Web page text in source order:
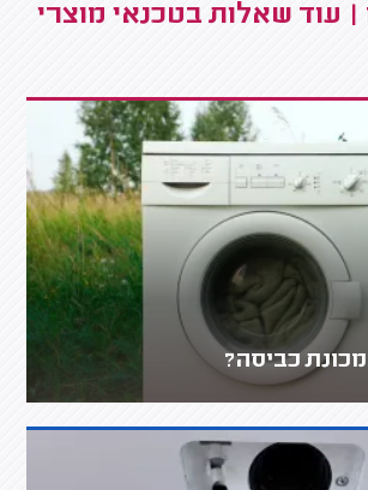
| עוד שאלות בטכנאי מוצרי